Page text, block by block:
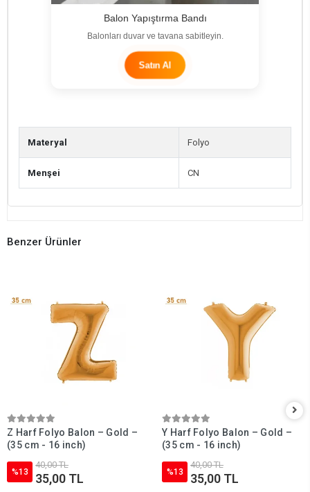
Balon Yapıştırma Bandı
Balonları duvar ve tavana sabitleyin.
Satın Al
Materyal Folyo
Menşei CN
Benzer Ürünler
Z Harf Folyo Balon – Gold –
(35 cm - 16 inch)
%13
40,00 TL
35,00 TL
Y Harf Folyo Balon – Gold –
(35 cm - 16 inch)
%13
40,00 TL
35,00 TL